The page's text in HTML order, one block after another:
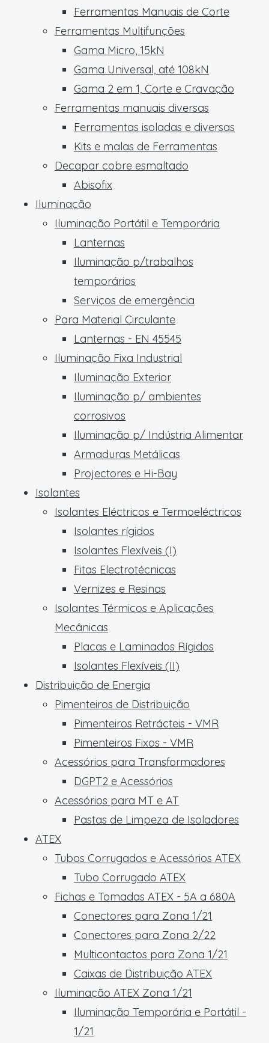
Ferramentas Manuais de Corte
Ferramentas Multifunções
Gama Micro, 15kN
Gama Universal, até 108kN
Gama 2 em 1, Corte e Cravação
Ferramentas manuais diversas
Ferramentas isoladas e diversas
Kits e malas de Ferramentas
Decapar cobre esmaltado
Abisofix
Iluminação
Iluminação Portátil e Temporária
Lanternas
Iluminação p/trabalhos
temporários
Serviços de emergência
Para Material Circulante
Lanternas - EN 45545
Iluminação Fixa Industrial
Iluminação Exterior
Iluminação p/ ambientes
corrosivos
Iluminação p/ Indústria Alimentar
Armaduras Metálicas
Projectores e Hi-Bay
Isolantes
Isolantes Eléctricos e Termoeléctricos
Isolantes rígidos
Isolantes Flexíveis (I)
Fitas Electrotécnicas
Vernizes e Resinas
Isolantes Térmicos e Aplicações
Mecânicas
Placas e Laminados Rígidos
Isolantes Flexíveis (II)
Distribuição de Energia
Pimenteiros de Distribuição
Pimenteiros Retrácteis - VMR
Pimenteiros Fixos - VMR
Acessórios para Transformadores
DGPT2 e Acessórios
Acessórios para MT e AT
Pastas de Limpeza de Isoladores
ATEX
Tubos Corrugados e Acessórios ATEX
Tubo Corrugado ATEX
Fichas e Tomadas ATEX - 5A a 680A
Conectores para Zona 1/21
Conectores para Zona 2/22
Multicontactos para Zona 1/21
Caixas de Distribuição ATEX
Iluminação ATEX Zona 1/21
Iluminação Temporária e Portátil -
1/21